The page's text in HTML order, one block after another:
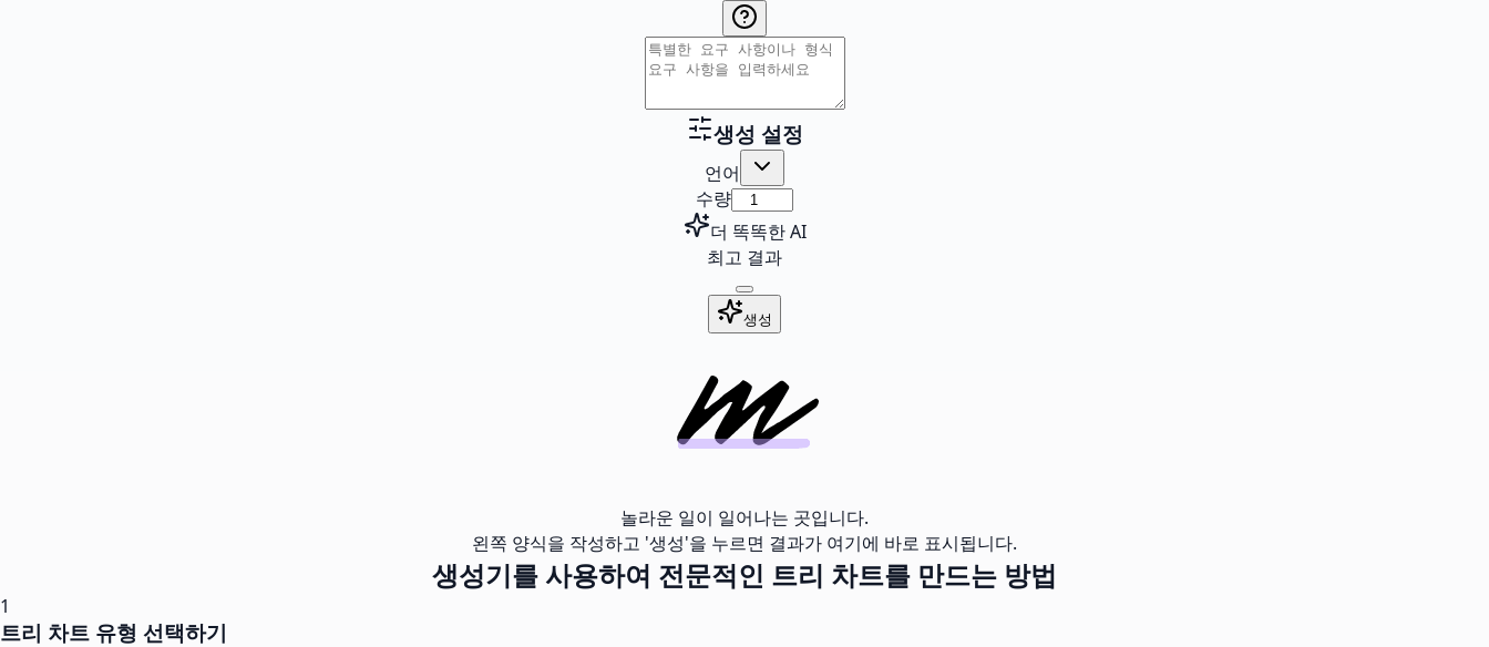
생성 설정
언어
수량
더 똑똑한 AI
최고 결과
생성
놀라운 일이 일어나는 곳입니다.
왼쪽 양식을 작성하고 '생성'을 누르면 결과가 여기에 바로 표시됩니다.
생성기를 사용하여 전문적인 트리 차트를 만드는 방법
1
트리 차트 유형 선택하기